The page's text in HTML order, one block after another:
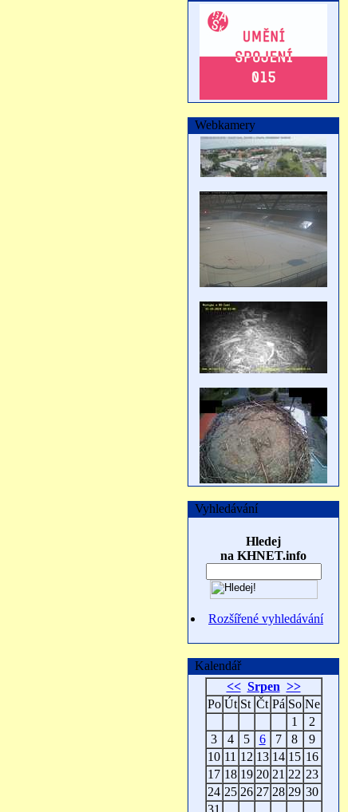
Webkamery
Vyhledávání
Hledej
na KHNET.info
Rozšířené vyhledávání
Kalendář
<< Srpen >>
Po Út St Čt Pá So Ne
1
2
3
4 5 6 7 8
9
10 11 12 13 14 15 16
17 18 19 20 21 22 23
24 25 26 27 28 29 30
31